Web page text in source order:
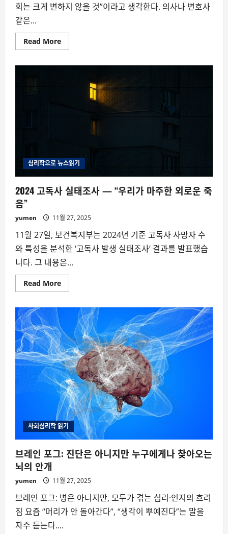
회는 크게 변하지 않을 것”이라고 생각한다. 의사나 변호사
같은...
Read MoreRead
more
유
심리학으로 뉴스읽기
2024 고독사 실태조사 — “우리가 마주한 외로운 죽
음”
yumen 11월 27, 2025
11월 27일, 보건복지부는 2024년 기준 고독사 사망자 수
와 특성을 분석한 ‘고독사 발생 실태조사’ 결과를 발표했습
니다. 그 내용은...
Read MoreRead
more
사
실
태
조
사
—
“우
리
가
마
주
한
외
로
운
죽
음”
사회심리학 읽기
브레인 포그: 진단은 아니지만 누구에게나 찾아오는
뇌의 안개
yumen 11월 27, 2025
브레인 포그: 병은 아니지만, 모두가 겪는 심리·인지의 흐려
짐 요즘 “머리가 안 돌아간다”, “생각이 뿌예진다”는 말을
자주 듣는다....